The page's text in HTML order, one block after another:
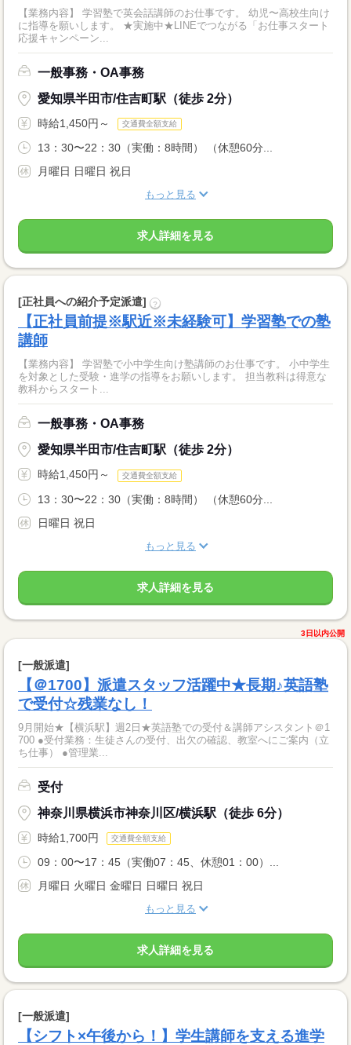
【業務内容】 学習塾で英会話講師のお仕事です。 幼児〜高校生向け
に指導を願いします。 ★実施中★LINEでつながる「お仕事スタート
応援キャンペーン...
一般事務・OA事務
愛知県半田市/住吉町駅（徒歩 2分）
時給1,450円～ 交通費全額支給
13：30〜22：30（実働：8時間） （休憩60分...
月曜日 日曜日 祝日
もっと見る
求人詳細を見る
[正社員への紹介予定派遣] ?
【正社員前提※駅近※未経験可】学習塾での塾
講師
【業務内容】 学習塾で小中学生向け塾講師のお仕事です。 小中学生
を対象とした受験・進学の指導をお願いします。 担当教科は得意な
教科からスタート...
一般事務・OA事務
愛知県半田市/住吉町駅（徒歩 2分）
時給1,450円～ 交通費全額支給
13：30〜22：30（実働：8時間） （休憩60分...
日曜日 祝日
もっと見る
求人詳細を見る
3日以内公開
[一般派遣]
【＠1700】派遣スタッフ活躍中★長期♪英語塾
で受付☆残業なし！
9月開始★【横浜駅】週2日★英語塾での受付＆講師アシスタント＠1
700 ●受付業務：生徒さんの受付、出欠の確認、教室へにご案内（立
ち仕事） ●管理業...
受付
神奈川県横浜市神奈川区/横浜駅（徒歩 6分）
時給1,700円 交通費全額支給
09：00〜17：45（実働07：45、休憩01：00）...
月曜日 火曜日 金曜日 日曜日 祝日
もっと見る
求人詳細を見る
[一般派遣]
【シフト×午後から！】学生講師を支える進学